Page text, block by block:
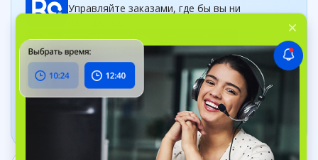
Управляйте заказами, где бы вы ни
Приложение Дашборд
Следите за бизнесом в рельном времени